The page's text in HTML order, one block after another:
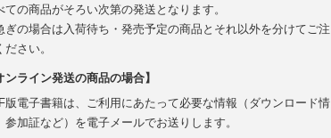
ての商品がそろい次第の発送となります。
ぎの場合は入荷待ち・発売予定の商品とそれ以外を分けてご注
ださい。
ンライン発送の商品の場合】
版電子書籍は、ご利用にあたって必要な情報（ダウンロード情
参加証など）を電子メールでお送りします。